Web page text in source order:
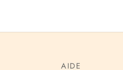
AIDE